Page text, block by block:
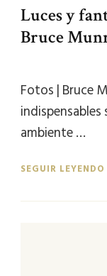
Luces y
Bruce
Fotos | Bruce
ambiente …
SEGUIR LEYENDO